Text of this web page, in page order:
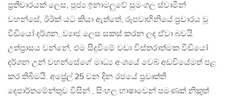
ප්‍රතිචාරයක් ලෙස, පූජ්‍ය ඉනාමලුවේ සුමංගල ස්වාමීන්
වහන්සේ, ඊඊක්‍ යට කියා ඇත්තේ, රූපවාහිනියේ ප්‍රචාරය වූ
වීඩියෝ දර්ශන, ව්‍යාජ ලෙස සකස් කරන ලද ඒවා බවයි.
උත්ප්‍රාසය වන්නේ, එම සිදුවීමේ වඩා විස්තරාත්මක වීඩියෝ
දර්ශන උන් වහන්සේගේ මාධ්‍ය අංශයේ වෙබ් අඩවියේමත් පළ
කර තිබීමයි. අප්‍රේල් 25 වන දින රජයේ ප්‍රවෘත්ති
දෙපාර්තමේන්තුව විසින් , සිංහල භාෂාවෙන් පමණක් නිකුත්